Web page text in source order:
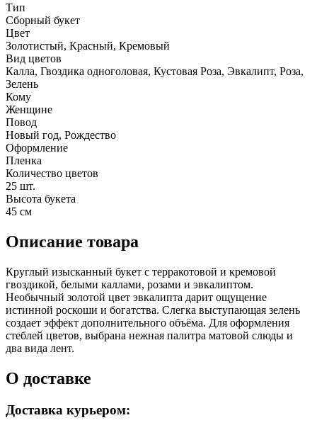
Тип
Сборный букет
Цвет
Золотистый, Красный, Кремовый
Вид цветов
Калла, Гвоздика одноголовая, Кустовая Роза, Эвкалипт, Роза,
Зелень
Кому
Женщине
Повод
Новый год, Рождество
Оформление
Пленка
Количество цветов
25 шт.
Высота букета
45 см
Описание товара
Круглый изысканный букет с терракотовой и кремовой
гвоздикой, белыми каллами, розами и эвкалиптом.
Необычный золотой цвет эвкалипта дарит ощущение
истинной роскоши и богатства. Слегка выступающая зелень
создает эффект дополнительного объёма. Для оформления
стеблей цветов, выбрана нежная палитра матовой слюды и
два вида лент.
О доставке
Доставка курьером: